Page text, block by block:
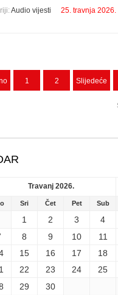
Audio vijesti 25. travnja 2026.
1 2 Slijedeće
Travanj 2026.
Sri Čet Pet Sub
1 2 3 4
8 9 10 11
15 16 17 18
22 23 24 25
29 30